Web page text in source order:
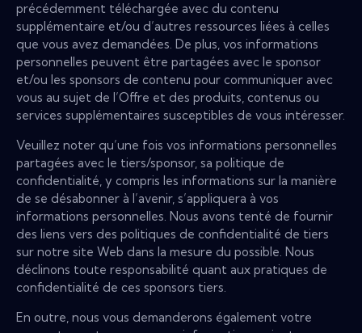
précédemment téléchargée avec du contenu
supplémentaire et/ou d’autres ressources liées à celles
que vous avez demandées. De plus, vos informations
personnelles peuvent être partagées avec le sponsor
et/ou les sponsors de contenu pour communiquer avec
vous au sujet de l’Offre et des produits, contenus ou
services supplémentaires susceptibles de vous intéresser.
Veuillez noter qu’une fois vos informations personnelles
partagées avec le tiers/sponsor, sa politique de
confidentialité, y compris les informations sur la manière
de se désabonner à l’avenir, s’appliquera à vos
informations personnelles. Nous avons tenté de fournir
des liens vers des politiques de confidentialité de tiers
sur notre site Web dans la mesure du possible. Nous
déclinons toute responsabilité quant aux pratiques de
confidentialité de ces sponsors tiers.
En outre, nous vous demanderons également votre